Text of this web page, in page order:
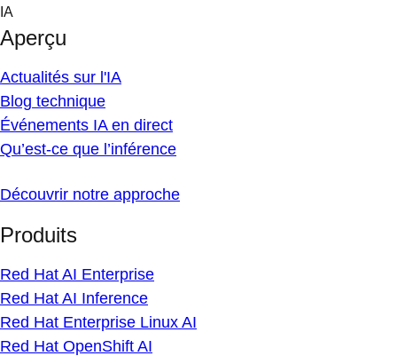
Skip
content
IA
Aperçu
Actualités sur l'IA
Blog technique
Événements IA en direct
Qu’est-ce que l’inférence
Découvrir notre approche
Produits
Red Hat AI Enterprise
Red Hat AI Inference
Red Hat Enterprise Linux AI
Red Hat OpenShift AI